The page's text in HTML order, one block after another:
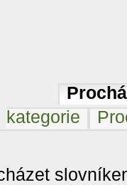
kategorie